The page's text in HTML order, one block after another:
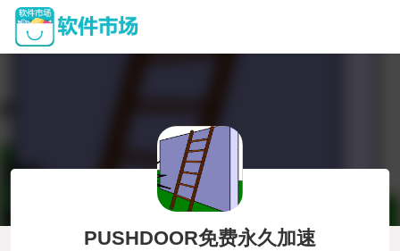
PUSHDOOR免费永久加速